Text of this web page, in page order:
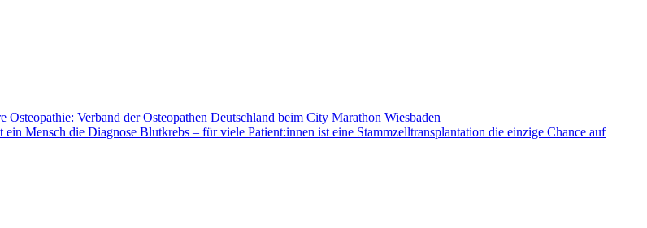
Verband der Osteopathen Deutschland beim City Marathon Wiesbaden
Mensch die Diagnose Blutkrebs – für viele Patient:innen ist eine Stammzelltransplantation die einzige Chance auf